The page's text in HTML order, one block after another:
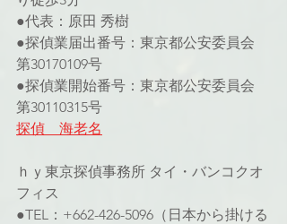
●代表：原田 秀樹
●探偵業届出番号：東京都公安委員会
第30170109号
●探偵業開始番号：東京都公安委員会
第30110315号
探偵　海老名
ｈｙ東京探偵事務所 タイ・バンコクオ
フィス
●TEL：+662-426-5096（日本から掛ける